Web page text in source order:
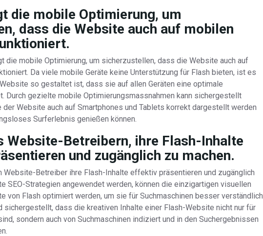
die mobile Optimierung, um
dass die Website auch auf mobilen
die mobile Optimierung, um sicherzustellen, dass die Website auch auf
Da viele mobile Geräte keine Unterstützung für Flash bieten, ist es
so gestaltet ist, dass sie auf allen Geräten eine optimale
Durch gezielte mobile Optimierungsmassnahmen kann sichergestellt
Website auch auf Smartphones und Tablets korrekt dargestellt werden
Surferlebnis genießen können.
Website-Betreibern, ihre Flash-Inhalte
und zugänglich zu machen.
Website-Betreiber ihre Flash-Inhalte effektiv präsentieren und zugänglich
SEO-Strategien angewendet werden, können die einzigartigen visuellen
von Flash optimiert werden, um sie für Suchmaschinen besser verständlich
sichergestellt, dass die kreativen Inhalte einer Flash-Website nicht nur für
sondern auch von Suchmaschinen indiziert und in den Suchergebnissen